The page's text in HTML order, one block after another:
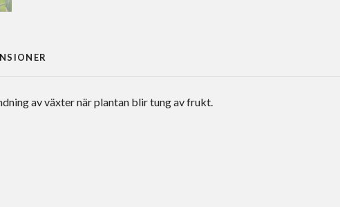
av växter när plantan blir tung av frukt.